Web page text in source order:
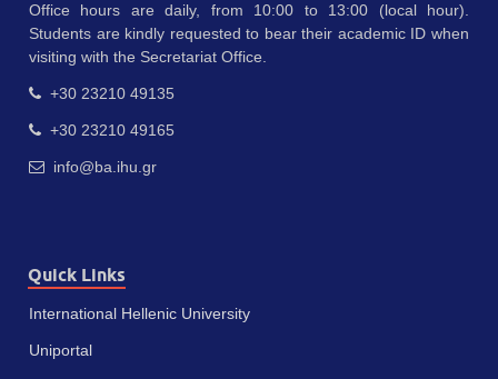
Office hours are daily, from 10:00 to 13:00 (local hour).
Students are kindly requested to bear their academic ID when
visiting with the Secretariat Office.
+30 23210 49135
+30 23210 49165
info@ba.ihu.gr
Quick Links
International Hellenic University
Uniportal